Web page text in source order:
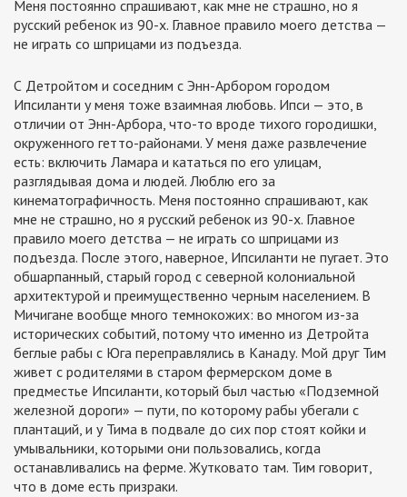
Меня постоянно спрашивают, как мне не страшно, но я
русский ребенок из 90-х. Главное правило моего детства —
не играть со шприцами из подъезда.
С Детройтом и соседним с Энн-Арбором городом
Ипсиланти у меня тоже взаимная любовь. Ипси — это, в
отличии от Энн-Арбора, что-то вроде тихого городишки,
окруженного гетто-районами. У меня даже развлечение
есть: включить Ламара и кататься по его улицам,
разглядывая дома и людей. Люблю его за
кинематографичность. Меня постоянно спрашивают, как
мне не страшно, но я русский ребенок из 90-х. Главное
правило моего детства — не играть со шприцами из
подъезда. После этого, наверное, Ипсиланти не пугает. Это
обшарпанный, старый город с северной колониальной
архитектурой и преимущественно черным населением. В
Мичигане вообще много темнокожих: во многом из-за
исторических событий, потому что именно из Детройта
беглые рабы с Юга переправлялись в Канаду. Мой друг Тим
живет с родителями в старом фермерском доме в
предместье Ипсиланти, который был частью «Подземной
железной дороги» — пути, по которому рабы убегали с
плантаций, и у Тима в подвале до сих пор стоят койки и
умывальники, которыми они пользовались, когда
останавливались на ферме. Жутковато там. Тим говорит,
что в доме есть призраки.